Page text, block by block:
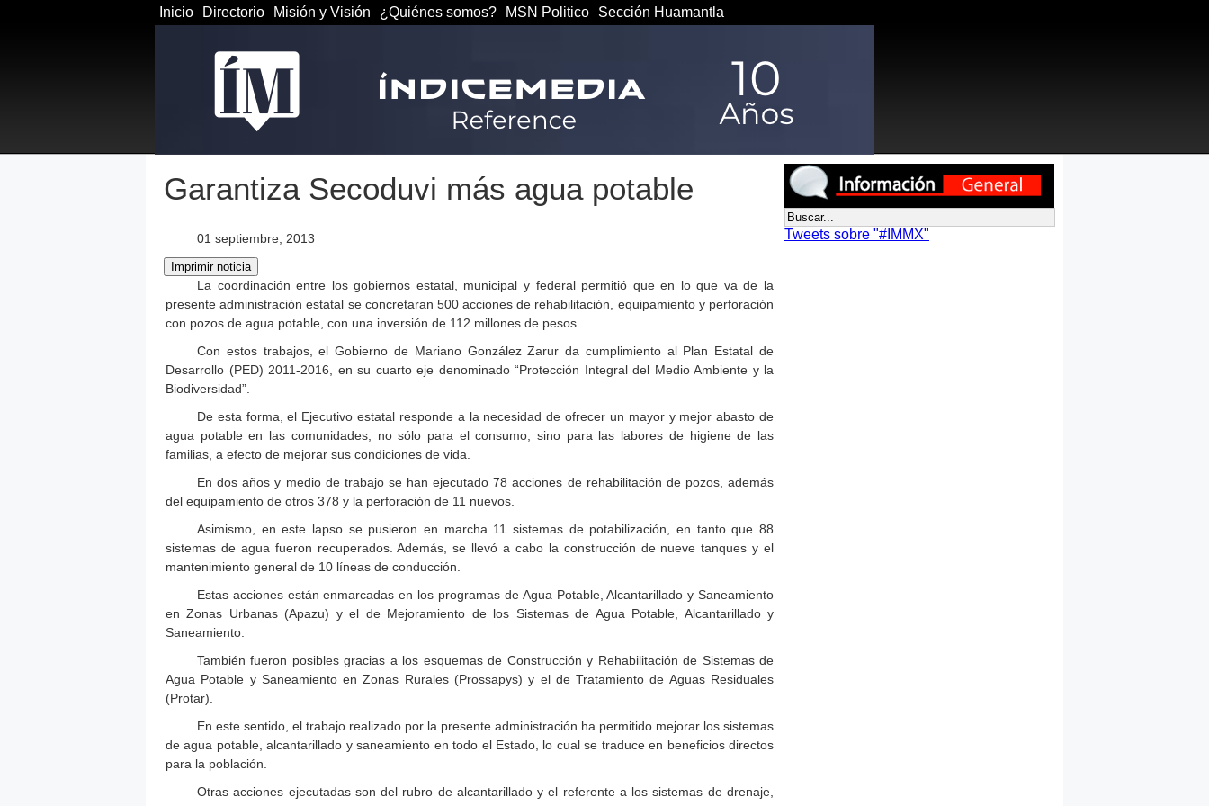
Inicio Directorio Misión y Visión ¿Quiénes somos? MSN Politico Sección Huamantla
Garantiza Secoduvi más agua potable
01 septiembre, 2013
La coordinación entre los gobiernos estatal, municipal y federal permitió que en lo que va de la
presente administración estatal se concretaran 500 acciones de rehabilitación, equipamiento y perforación
con pozos de agua potable, con una inversión de 112 millones de pesos.
Con estos trabajos, el Gobierno de Mariano González Zarur da cumplimiento al Plan Estatal de
Desarrollo (PED) 2011-2016, en su cuarto eje denominado “Protección Integral del Medio Ambiente y la
Biodiversidad”.
De esta forma, el Ejecutivo estatal responde a la necesidad de ofrecer un mayor y mejor abasto de
agua potable en las comunidades, no sólo para el consumo, sino para las labores de higiene de las
familias, a efecto de mejorar sus condiciones de vida.
En dos años y medio de trabajo se han ejecutado 78 acciones de rehabilitación de pozos, además
del equipamiento de otros 378 y la perforación de 11 nuevos.
Asimismo, en este lapso se pusieron en marcha 11 sistemas de potabilización, en tanto que 88
sistemas de agua fueron recuperados. Además, se llevó a cabo la construcción de nueve tanques y el
mantenimiento general de 10 líneas de conducción.
Estas acciones están enmarcadas en los programas de Agua Potable, Alcantarillado y Saneamiento
en Zonas Urbanas (Apazu) y el de Mejoramiento de los Sistemas de Agua Potable, Alcantarillado y
Saneamiento.
También fueron posibles gracias a los esquemas de Construcción y Rehabilitación de Sistemas de
Agua Potable y Saneamiento en Zonas Rurales (Prossapys) y el de Tratamiento de Aguas Residuales
(Protar).
En este sentido, el trabajo realizado por la presente administración ha permitido mejorar los sistemas
de agua potable, alcantarillado y saneamiento en todo el Estado, lo cual se traduce en beneficios directos
para la población.
Otras acciones ejecutadas son del rubro de alcantarillado y el referente a los sistemas de drenaje,
Tweets sobre "#IMMX"